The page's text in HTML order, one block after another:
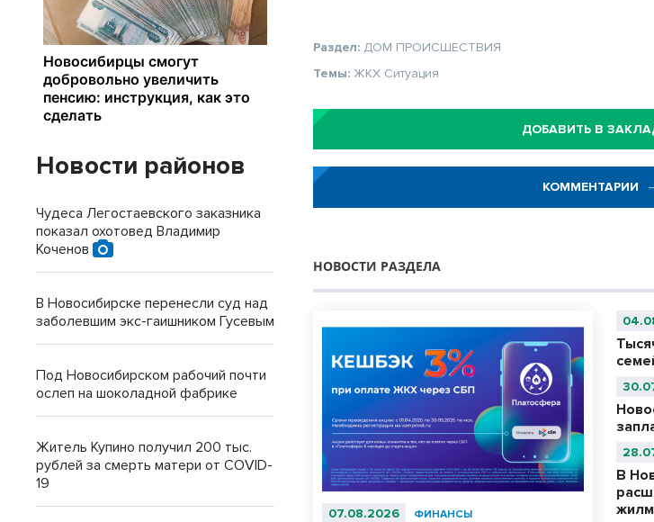
Раздел: ДОМ ПРОИСШЕСТВИЯ
Темы:ЖКХ Ситуация
ДОБАВИТЬ В
КОММЕНТАРИИ
НОВОСТИ РАЗДЕЛА
07.08.2026 ФИНАНСЫ
В
Новости районов
Чудеса Легостаевского заказника
показал охотовед Владимир
Коченов
В Новосибирске перенесли суд над
заболевшим экс-гаишником Гусевым
Под Новосибирском рабочий почти
ослеп на шоколадной фабрике
Житель Купино получил 200 тыс.
рублей за смерть матери от COVID-
19